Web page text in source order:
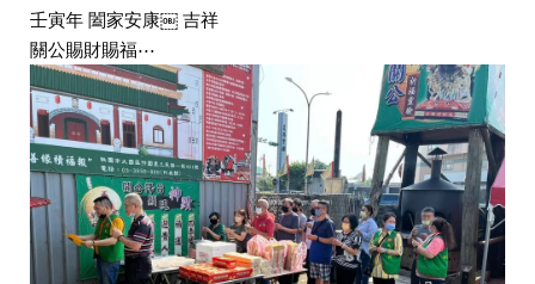
壬寅年 闔家安康￼ 吉祥
關公賜財賜福⋯